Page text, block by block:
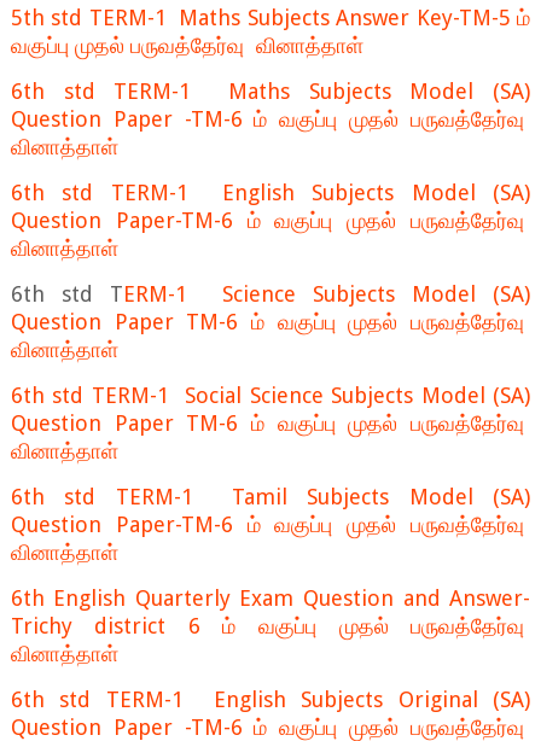
5th std TERM-1 Maths Subjects Answer Key-TM-5 ம்
வகுப்பு முதல் பருவத்தேர்வு வினாத்தாள்
6th std TERM-1 Maths Subjects Model (SA)
Question Paper -TM-6 ம் வகுப்பு முதல் பருவத்தேர்வு
வினாத்தாள்
6th std TERM-1 English Subjects Model (SA)
Question Paper-TM-6 ம் வகுப்பு முதல் பருவத்தேர்வு
வினாத்தாள்
6th std TERM-1 Science Subjects Model (SA)
Question Paper TM-6 ம் வகுப்பு முதல் பருவத்தேர்வு
வினாத்தாள்
6th std TERM-1 Social Science Subjects Model (SA)
Question Paper TM-6 ம் வகுப்பு முதல் பருவத்தேர்வு
வினாத்தாள்
6th std TERM-1 Tamil Subjects Model (SA)
Question Paper-TM-6 ம் வகுப்பு முதல் பருவத்தேர்வு
வினாத்தாள்
6th English Quarterly Exam Question and Answer-
Trichy district 6 ம் வகுப்பு முதல் பருவத்தேர்வு
வினாத்தாள்
6th std TERM-1 English Subjects Original (SA)
Question Paper -TM-6 ம் வகுப்பு முதல் பருவத்தேர்வு